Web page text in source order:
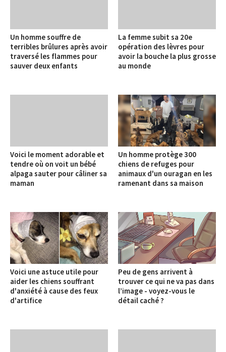
Un homme souffre de
terribles brûlures après avoir
traversé les flammes pour
sauver deux enfants
La femme subit sa 20e
opération des lèvres pour
avoir la bouche la plus grosse
au monde
Voici le moment adorable et
tendre où on voit un bébé
alpaga sauter pour câliner sa
maman
Un homme protège 300
chiens de refuges pour
animaux d'un ouragan en les
ramenant dans sa maison
Voici une astuce utile pour
aider les chiens souffrant
d'anxiété à cause des feux
d'artifice
Peu de gens arrivent à
trouver ce qui ne va pas dans
l’image - voyez-vous le
détail caché ?